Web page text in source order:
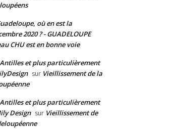
où en est la
2020 ? - GUADELOUPE
CHU est en bonne voie
et plus particulièrement
sur Vieillissement de la
et plus particulièrement
Design sur Vieillissement de